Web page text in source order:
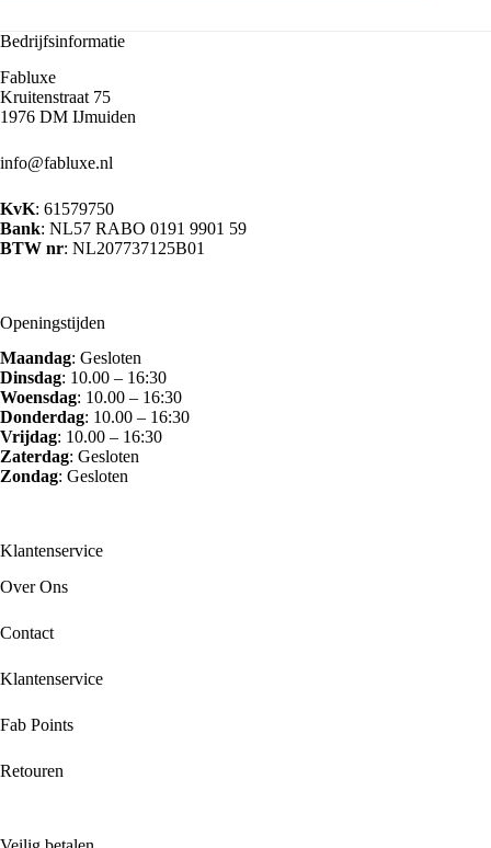
Bedrijfsinformatie
Fabluxe
Kruitenstraat 75
1976 DM IJmuiden
info@fabluxe.nl
KvK: 61579750
Bank: NL57 RABO 0191 9901 59
BTW nr: NL207737125B01
Openingstijden
Maandag: Gesloten
Dinsdag: 10.00 – 16:30
Woensdag: 10.00 – 16:30
Donderdag: 10.00 – 16:30
Vrijdag: 10.00 – 16:30
Zaterdag: Gesloten
Zondag: Gesloten
Klantenservice
Over Ons
Contact
Klantenservice
Fab Points
Retouren